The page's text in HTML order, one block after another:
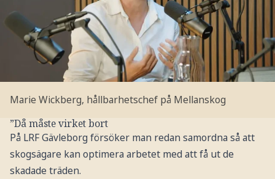
Marie Wickberg, hållbarhetschef på Mellanskog
”Då måste virket bort
På LRF Gävleborg försöker man redan samordna så att
skogsägare kan optimera arbetet med att få ut de
skadade träden.